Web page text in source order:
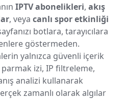
IPTV abonelikleri, akış
, veya canlı spor etkinliği
botlara, tarayıcılara
göstermeden.
yalnızca güvenli içerik
izi, IP filtreleme,
analizi kullanarak
zamanlı olarak algılar